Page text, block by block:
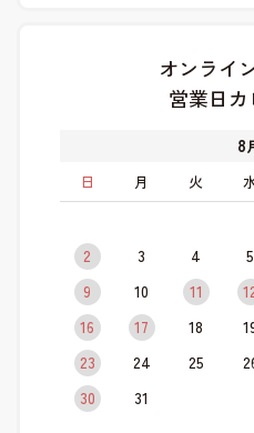
オンライ
営業日
8
日
月 火
2
3 4 5
9
10 11
16
17 18
23
24 25
30
31